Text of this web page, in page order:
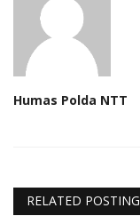
Humas Polda NTT
RELATED POSTING